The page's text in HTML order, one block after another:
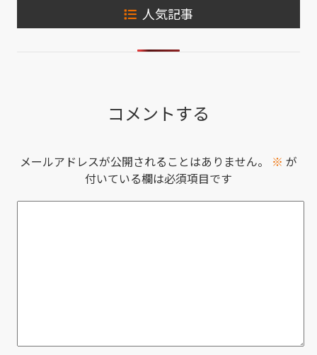
人気記事
コメントする
メールアドレスが公開されることはありません。 ※ が
付いている欄は必須項目です